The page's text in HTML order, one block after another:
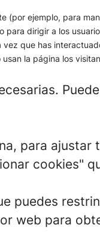
(por ejemplo, para
para dirigir a los
que has
la página los
para ajustar
cookies"
puedes
web para